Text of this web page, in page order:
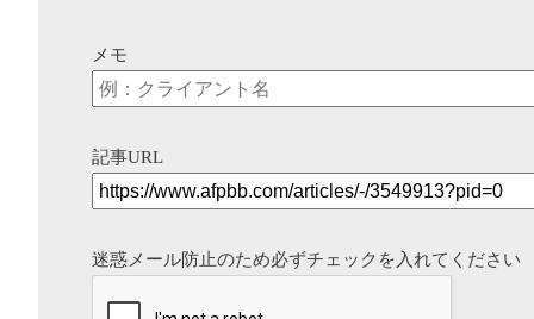
メモ
記事URL
迷惑メール防止のため必ずチェックを入れてください